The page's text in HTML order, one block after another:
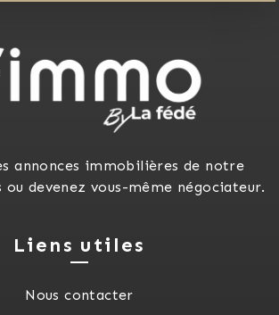
annonces immobilières de notre
ou devenez vous-même négociateur.
Liens utiles
Nous contacter